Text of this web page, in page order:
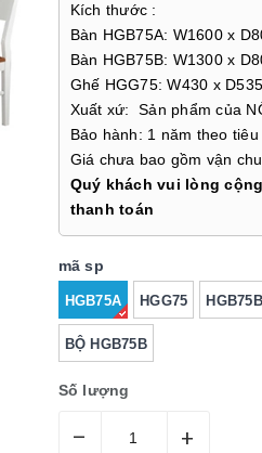
Kích thước :
Bàn HGB75A: W1600 x
Bàn HGB75B: W1300 x
Ghế HGG75: W430 x
Xuất xứ: Sản phẩm của
Bảo hành: 1 năm theo
Giá chưa bao gồm vận
Quý khách vui lòng
thanh toán
mã sp
HGB75A HGG75 HGB75B
BỘ HGB75B
Số lượng
– +